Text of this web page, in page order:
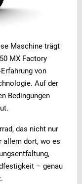
Maschine trägt
MX Factory
von
Auf der
Bedingungen
das nicht nur
allem dort, wo es
– genau